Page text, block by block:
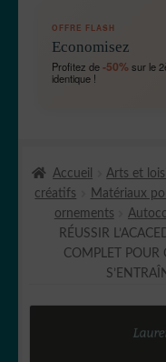
🖨 3D et divers
🐣 Décoration
OFFRE FLASH
Economisez
Profitez de-50%sur le
identique !
Accueil Arts et
créatifs
Matériaux
ornements
RÉUSSIR
COMPLET POUR